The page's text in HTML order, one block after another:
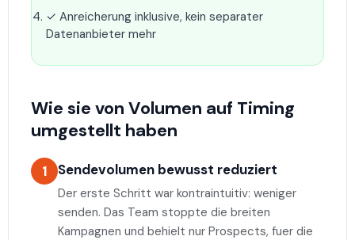
✓ Anreicherung inklusive, kein separater
Datenanbieter mehr
Wie sie von Volumen auf Timing
umgestellt haben
1 Sendevolumen bewusst reduziert
Der erste Schritt war kontraintuitiv: weniger
senden. Das Team stoppte die breiten
Kampagnen und behielt nur Prospects, fuer die